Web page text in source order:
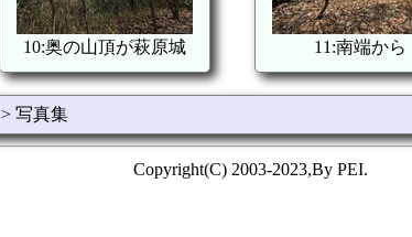
10:奥の山頂が萩原城 11:南端から
> 写真集
Copyright(C) 2003-2023,By PEI.